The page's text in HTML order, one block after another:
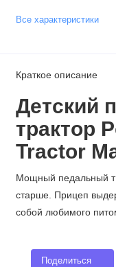
Все характеристики
Краткое описание
Детский
трактор
Tractor
Мощный педальный
старше. Прицеп
собой любимого
Поделиться